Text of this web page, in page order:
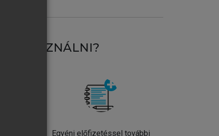
HASZNÁLNI?
Egyéni előfizetéssel további